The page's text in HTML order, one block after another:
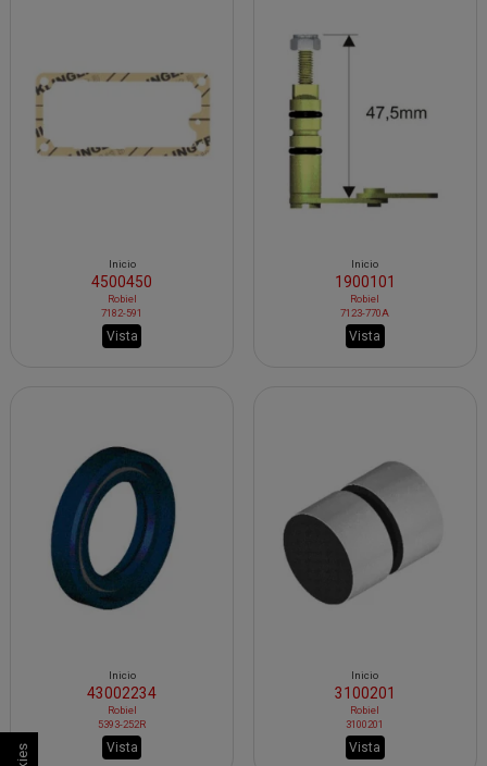
Inicio
4500450
Robiel
7182-591
Vista
Inicio
1900101
Robiel
7123-770A
Vista
Inicio
43002234
Robiel
5393-252R
Vista
Inicio
3100201
Robiel
3100201
Vista